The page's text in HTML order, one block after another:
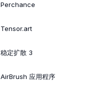
Perchance
Tensor.art
稳定扩散 3
AirBrush 应用程序